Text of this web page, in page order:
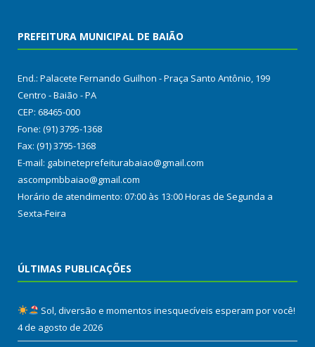
PREFEITURA MUNICIPAL DE BAIÃO
End.: Palacete Fernando Guilhon - Praça Santo Antônio, 199
Centro - Baião - PA
CEP: 68465-000
Fone: (91) 3795-1368
Fax: (91) 3795-1368
E-mail: gabineteprefeiturabaiao@gmail.com
ascompmbbaiao@gmail.com
Horário de atendimento: 07:00 às 13:00 Horas de Segunda a
Sexta-Feira
ÚLTIMAS PUBLICAÇÕES
Sol, diversão e momentos inesquecíveis esperam por você!
4 de agosto de 2026